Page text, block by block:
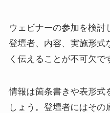
ウェビナーの参加を検討
登壇者、内容、実施形式
く伝えることが不可欠で
情報は箇条書きや表形式
しょう。登壇者にはそ